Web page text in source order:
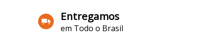
Entregamos
em Todo o Brasil